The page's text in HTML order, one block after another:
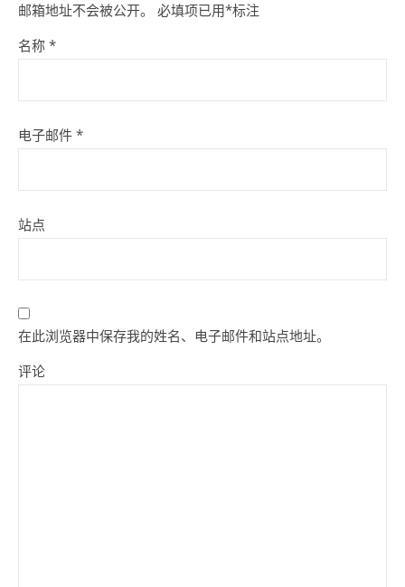
邮箱地址不会被公开。 必填项已用*标注
名称 *
电子邮件 *
站点
在此浏览器中保存我的姓名、电子邮件和站点地址。
评论